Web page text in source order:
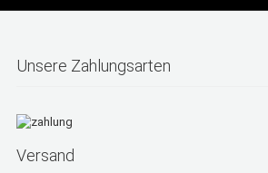
Unsere Zahlungsarten
Versand